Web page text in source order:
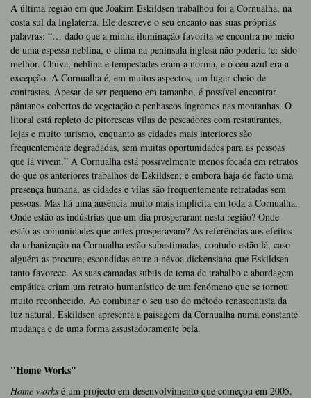
A última região em que Joakim Eskildsen trabalhou foi a Cornualha, na
costa sul da Inglaterra. Ele descreve o seu encanto nas suas próprias
palavras: “… dado que a minha iluminação favorita se encontra no meio
de uma espessa neblina, o clima na península inglesa não poderia ter sido
melhor. Chuva, neblina e tempestades eram a norma, e o céu azul era a
excepção. A Cornualha é, em muitos aspectos, um lugar cheio de
contrastes. Apesar de ser pequeno em tamanho, é possível encontrar
pântanos cobertos de vegetação e penhascos íngremes nas montanhas. O
litoral está repleto de pitorescas vilas de pescadores com restaurantes,
lojas e muito turismo, enquanto as cidades mais interiores são
frequentemente degradadas, sem muitas oportunidades para as pessoas
que lá vivem.” A Cornualha está possivelmente menos focada em retratos
do que os anteriores trabalhos de Eskildsen; e embora haja de facto uma
presença humana, as cidades e vilas são frequentemente retratadas sem
pessoas. Mas há uma ausência muito mais implícita em toda a Cornualha.
Onde estão as indústrias que um dia prosperaram nesta região? Onde
estão as comunidades que antes prosperavam? As referências aos efeitos
da urbanização na Cornualha estão subestimadas, contudo estão lá, caso
alguém as procure; escondidas entre a névoa dickensiana que Eskildsen
tanto favorece. As suas camadas subtis de tema de trabalho e abordagem
empática criam um retrato humanístico de um fenómeno que se tornou
muito reconhecido. Ao combinar o seu uso do método renascentista da
luz natural, Eskildsen apresenta a paisagem da Cornualha numa constante
mudança e de uma forma assustadoramente bela.
"Home Works"
Home works é um projecto em desenvolvimento que começou em 2005,